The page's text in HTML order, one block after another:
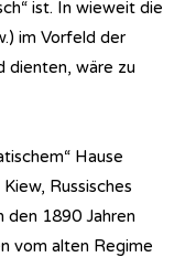
ist. In wieweit die
im Vorfeld der
dienten, wäre zu
Hause
Russisches
den 1890 Jahren
vom alten Regime